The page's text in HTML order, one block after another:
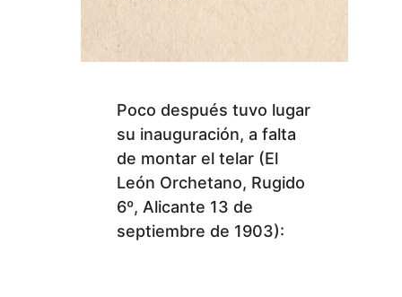
Poco después tuvo lugar
su inauguración, a falta
de montar el telar (El
León Orchetano, Rugido
6º, Alicante 13 de
septiembre de 1903):